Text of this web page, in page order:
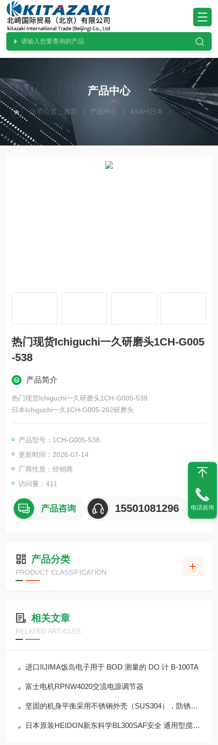
PRODUCTS CENTER
产品中心
当前位置：首页 产品中心 ASAHI日本 热门现货-北
热门现货Ichiguchi一久研磨头1CH-G005
-538
产品简介
热门现货Ichiguchi一久研磨头1CH-G005-538
日本Ichiguchi一久1CH-G005-262研磨头
产品型号：1CH-G005-538.
更新时间：2026-07-14
厂商性质：经销商
访问量：411
产品咨询 15501081296
产品分类
PRODUCT CLASSIFICATION
相关文章
RELATED ARTICLES
进口IIJIMA饭岛电子用于 BOD 测量的 DO 计 B-100TA
富士电机RPNW4020交流电源调节器
坚固的机身平衡采用不锈钢外壳（SUS304），防锈、耐腐蚀 CJ-820
日本原装HEIDON新东科学BL300SAF安全 通用型搅拌器
电话咨询